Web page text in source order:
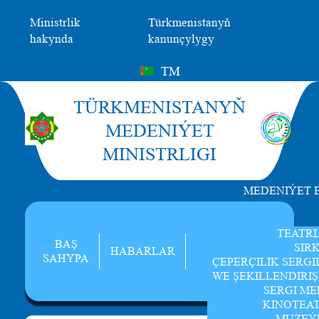
Ministrlik
hakynda
Türkmenistanyň
kanunçylygy
TM
TÜRKMENISTANYŇ
MEDENIÝET
MINISTRLIGI
BAŞ
SAHYPA
HABARLAR
MEDENIÝET
ÇEPERÇILIK
WE
SERGI